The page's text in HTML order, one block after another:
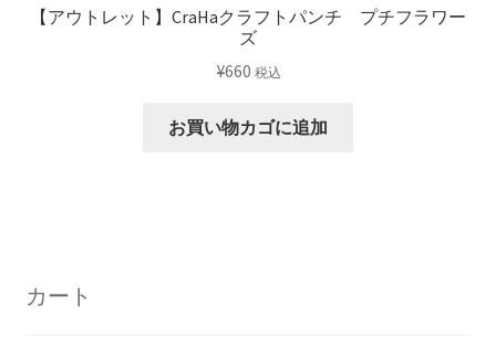
【アウトレット】CraHaクラフトパンチ プチフラワー
ズ
¥660 税込
お買い物カゴに追加
カート